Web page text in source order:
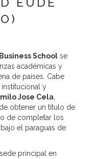
tener conocimiento de
en la información
el apartado “SUS DATOS
Business School se
académicas y
de países. Cabe
y
Jose Cela
obtener un título de
de completar los
el paraguas de
principal en